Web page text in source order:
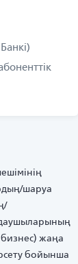
шаруа
жаңа
бойынша